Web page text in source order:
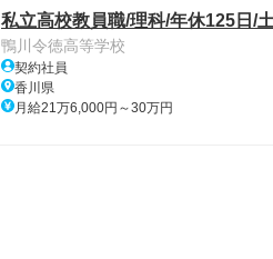
私立高校教員職/理科/年休125日/
鴨川令徳高等学校
契約社員
香川県
月給21万6,000円～30万円